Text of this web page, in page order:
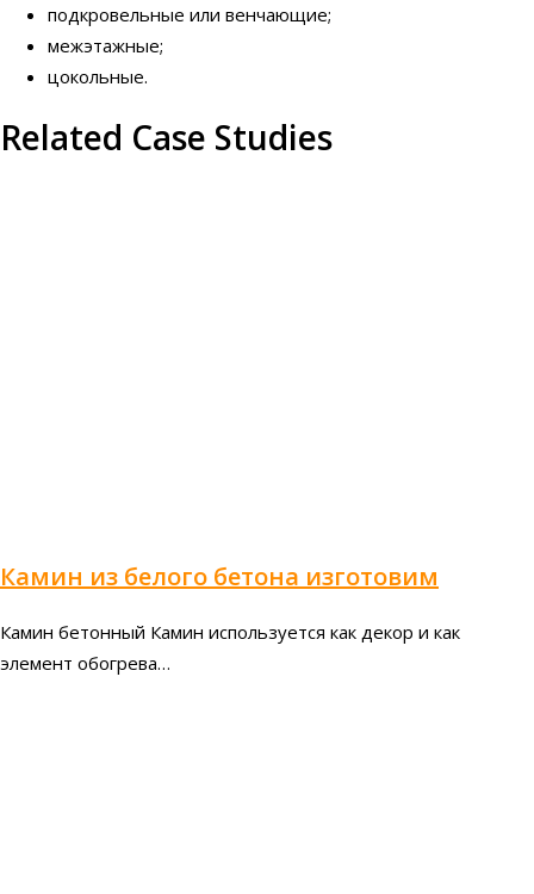
подкровельные или венчающие;
межэтажные;
цокольные.
Related Case Studies
Камин из белого бетона изготовим
Камин бетонный Камин используется как декор и как
элемент обогрева…